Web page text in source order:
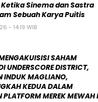
Ketika Sinema dan Sastra
Sebuah Karya Puitis
- 14:19 WIB
SAHAM
UNDERSCORE DISTRICT,
INDUK MAGLIANO,
KEDUA DALAM
PLATFORM MEREK MEWAH